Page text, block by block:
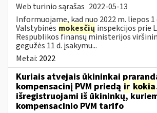
Web turinio sąrašas 2022-05-13
Informuojame, kad nuo 2022 m. liepos 1
Valstybinės mokesčių inspekcijos prie
Respublikos finansų ministerijos
gegužės 11 d. įsakymu...
Metai: 2022
Kuriais atvejais ūkininkai
kompensacinį PVM priedą ir kokia
išregistruojami iš ūkininkų,
kompensacinio PVM tarifo